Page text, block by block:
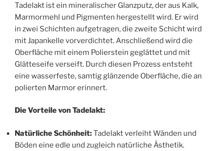
Tadelakt ist ein mineralischer Glanzputz, der aus Kalk,
Marmormehl und Pigmenten hergestellt wird. Er wird
in zwei Schichten aufgetragen, die zweite Schicht wird
mit Japankelle vorverdichtet. Anschließend wird die
Oberfläche mit einem Polierstein geglättet und mit
Glätteseife verseift. Durch diesen Prozess entsteht
eine wasserfeste, samtig glänzende Oberfläche, die an
polierten Marmor erinnert.
Die Vorteile von Tadelakt:
Natürliche Schönheit:Tadelakt verleiht Wänden und
Böden eine edle und zugleich natürliche Ästhetik.